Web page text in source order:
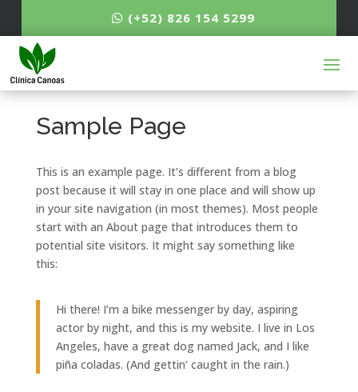
(+52) 826 154 5299
Sample Page
This is an example page. It’s different from a blog
post because it will stay in one place and will show up
in your site navigation (in most themes). Most people
start with an About page that introduces them to
potential site visitors. It might say something like
this:
Hi there! I’m a bike messenger by day, aspiring
actor by night, and this is my website. I live in Los
Angeles, have a great dog named Jack, and I like
piña coladas. (And gettin’ caught in the rain.)